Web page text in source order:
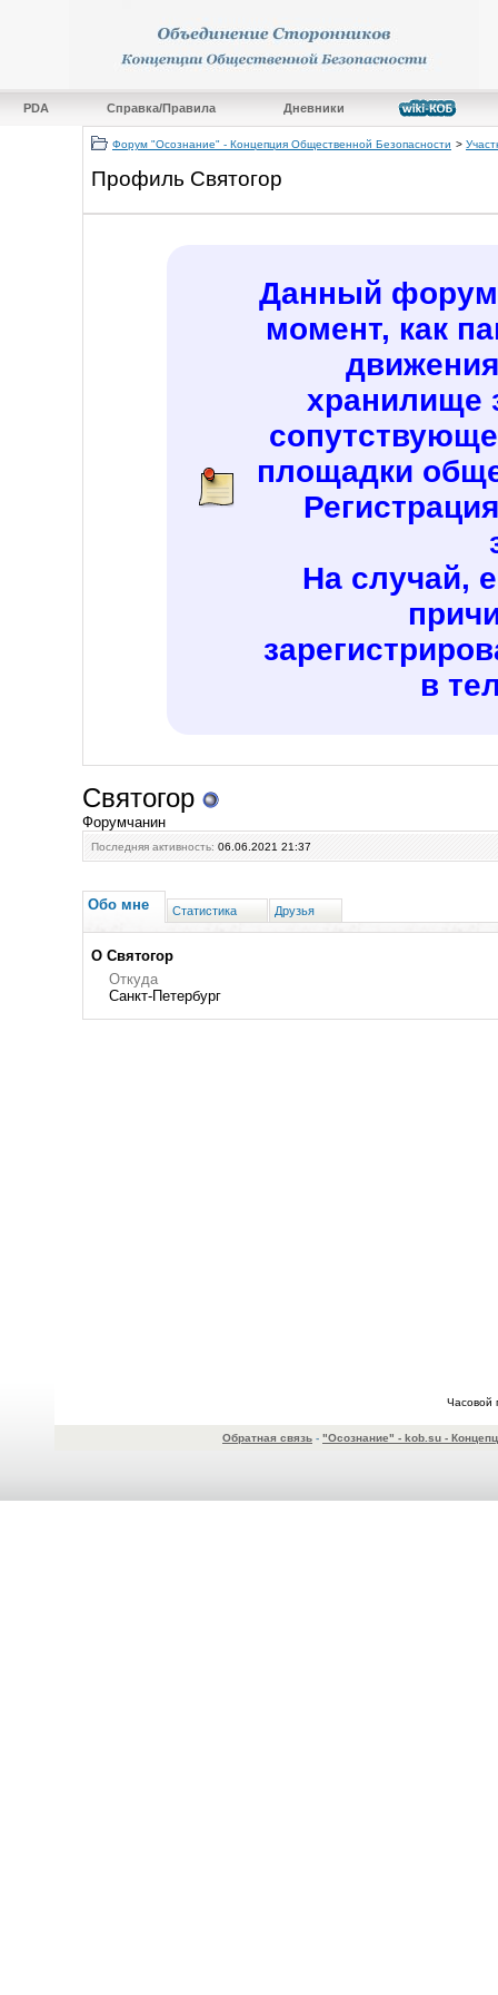
PDA Справка/Правила Дневники
Форум "Осознание" - Концепция Общественной Безопасности >
Профиль Святогор
Данный форум
момент, как
хранилище
площадки
На случай,
в
Святогор
Форумчанин
Последняя активность: 06.06.2021 21:37
Обо мне Статистика Друзья
О Святогор
Откуда
Санкт-Петербург
Часовой
Обратная связь - "Осознание" - kob.su -